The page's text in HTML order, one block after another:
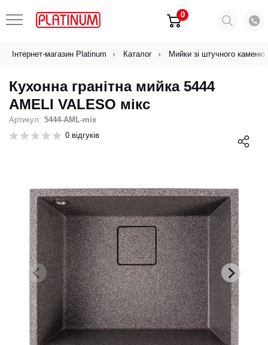
0
Інтернет-магазин Platinum Каталог Мийки зі штучного каменю
Кухонна гранітна мийка 5444
AMELI VALESO мікс
Артикул: 5444-AML-mix
0 відгуків